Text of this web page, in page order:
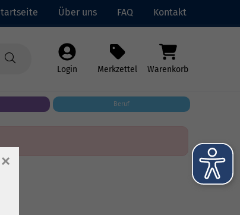
Über uns FAQ Kontakt
Login Merkzettel Warenkorb
Beruf
×